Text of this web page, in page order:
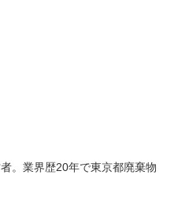
。業界歴20年で東京都廃棄物